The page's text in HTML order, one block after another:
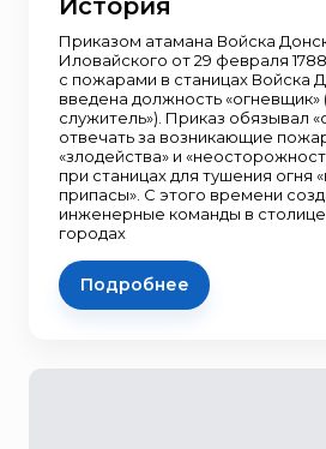
Приказом атамана Войска
Иловайского от 29 февраля
с пожарами в ста­ницах Войска
введена должность
служитель»). Приказ обязывал
отвечать за воз­никающие
«злодейства» и
при станицах для тушения огня
припасы». С этого времени
инженерные команды в столице
городах
Подробнее